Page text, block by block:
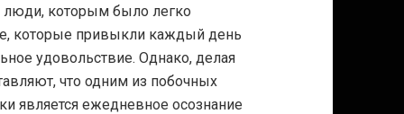
люди, которым было легко
которые привыкли каждый день
удовольствие. Однако, делая
что одним из побочных
является ежедневное осознание